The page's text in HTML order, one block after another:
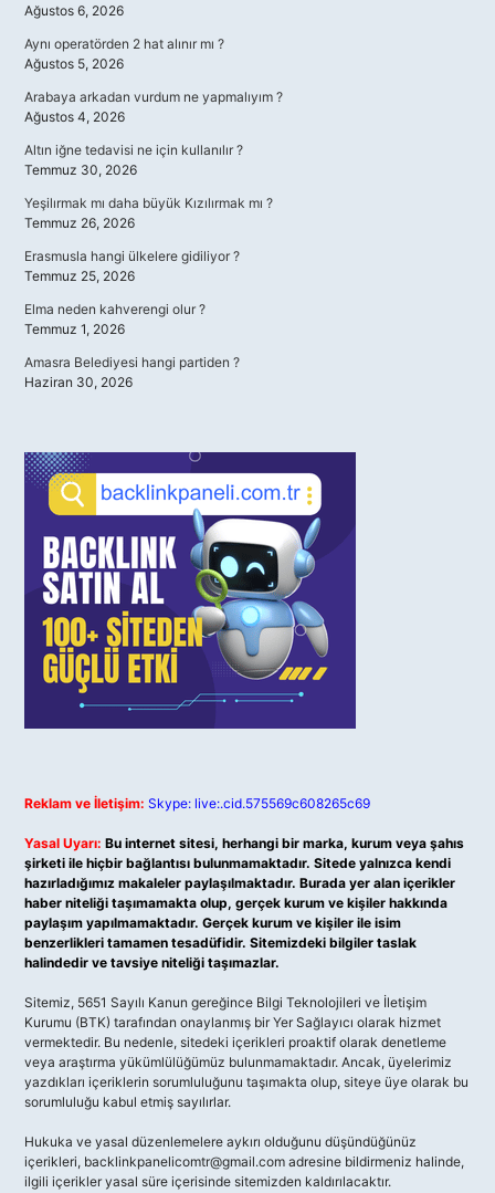
Ağustos 6, 2026
Aynı operatörden 2 hat alınır mı ?
Ağustos 5, 2026
Arabaya arkadan vurdum ne yapmalıyım ?
Ağustos 4, 2026
Altın iğne tedavisi ne için kullanılır ?
Temmuz 30, 2026
Yeşilırmak mı daha büyük Kızılırmak mı ?
Temmuz 26, 2026
Erasmusla hangi ülkelere gidiliyor ?
Temmuz 25, 2026
Elma neden kahverengi olur ?
Temmuz 1, 2026
Amasra Belediyesi hangi partiden ?
Haziran 30, 2026
Reklam ve İletişim: Skype: live:.cid.575569c608265c69
Yasal Uyarı: Bu internet sitesi, herhangi bir marka, kurum veya şahıs
şirketi ile hiçbir bağlantısı bulunmamaktadır. Sitede yalnızca kendi
hazırladığımız makaleler paylaşılmaktadır. Burada yer alan içerikler
haber niteliği taşımamakta olup, gerçek kurum ve kişiler hakkında
paylaşım yapılmamaktadır. Gerçek kurum ve kişiler ile isim
benzerlikleri tamamen tesadüfidir. Sitemizdeki bilgiler taslak
halindedir ve tavsiye niteliği taşımazlar.
Sitemiz, 5651 Sayılı Kanun gereğince Bilgi Teknolojileri ve İletişim
Kurumu (BTK) tarafından onaylanmış bir Yer Sağlayıcı olarak hizmet
vermektedir. Bu nedenle, sitedeki içerikleri proaktif olarak denetleme
veya araştırma yükümlülüğümüz bulunmamaktadır. Ancak, üyelerimiz
yazdıkları içeriklerin sorumluluğunu taşımakta olup, siteye üye olarak bu
sorumluluğu kabul etmiş sayılırlar.
Hukuka ve yasal düzenlemelere aykırı olduğunu düşündüğünüz
içerikleri, backlinkpanelicomtr@gmail.com adresine bildirmeniz halinde,
ilgili içerikler yasal süre içerisinde sitemizden kaldırılacaktır.